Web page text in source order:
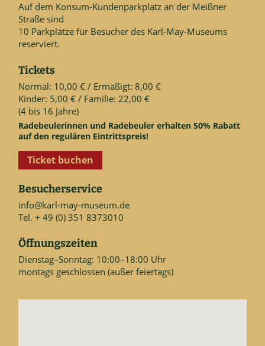
Auf dem Konsum-Kundenparkplatz an der Meißner
Straße sind
10 Parkplätze für Besucher des Karl-May-Museums
reserviert.
Tickets
Normal: 10,00 € / Ermäßigt: 8,00 €
Kinder: 5,00 € / Familie: 22,00 €
(4 bis 16 Jahre)
Radebeulerinnen und Radebeuler erhalten 50% Rabatt
auf den regulären Eintrittspreis!
Ticket buchen
Besucherservice
info@karl-may-museum.de
Tel. + 49 (0) 351 8373010
Öffnungszeiten
Dienstag–Sonntag: 10:00–18:00 Uhr
montags geschlossen (außer feiertags)